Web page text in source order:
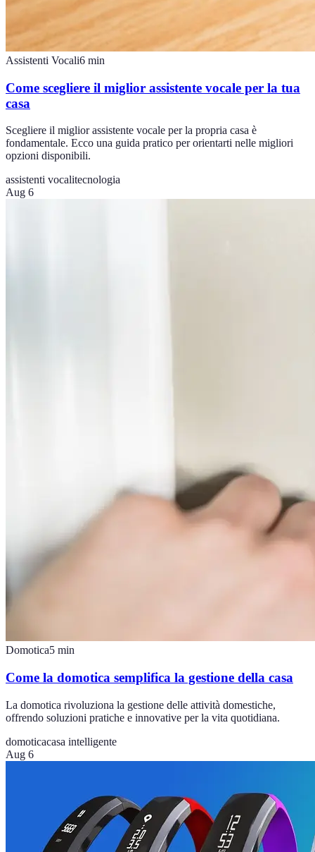
Assistenti Vocali6 min
Come scegliere il miglior assistente vocale per la tua
casa
Scegliere il miglior assistente vocale per la propria casa è
fondamentale. Ecco una guida pratico per orientarti nelle migliori
opzioni disponibili.
assistenti vocalitecnologia
Aug 6
Domotica5 min
Come la domotica semplifica la gestione della casa
La domotica rivoluziona la gestione delle attività domestiche,
offrendo soluzioni pratiche e innovative per la vita quotidiana.
domoticacasa intelligente
Aug 6